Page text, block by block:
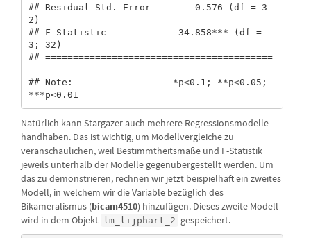
## Residual Std. Error        0.576 (df = 3
2)
## F Statistic             34.858*** (df =
3; 32)
## =========================================
=========
## Note:                  *p<0.1; **p<0.05;
***p<0.01
Natürlich kann Stargazer auch mehrere Regressionsmodelle
handhaben. Das ist wichtig, um Modellvergleiche zu
veranschaulichen, weil Bestimmtheitsmaße und F-Statistik
jeweils unterhalb der Modelle gegenübergestellt werden. Um
das zu demonstrieren, rechnen wir jetzt beispielhaft ein zweites
Modell, in welchem wir die Variable bezüglich des
Bikameralismus (bicam4510) hinzufügen. Dieses zweite Modell
wird in dem Objekt
lm_lijphart_2 gespeichert.